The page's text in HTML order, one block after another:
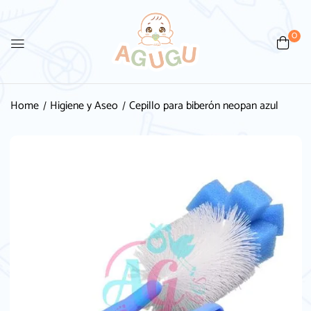
0
Home Higiene y Aseo Cepillo para biberón neopan azul
Be the first to review “Cepillo
para biberón neopan azul”